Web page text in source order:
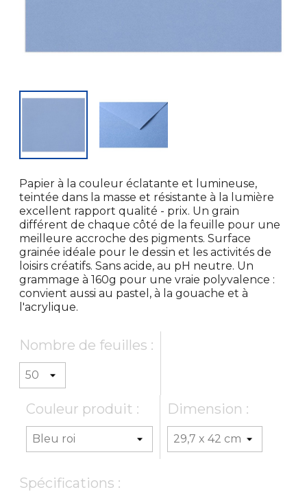
Papier à la couleur éclatante et lumineuse,
teintée dans la masse et résistante à la lumière
excellent rapport qualité - prix. Un grain
différent de chaque côté de la feuille pour une
meilleure accroche des pigments. Surface
grainée idéale pour le dessin et les activités de
loisirs créatifs. Sans acide, au pH neutre. Un
grammage à 160g pour une vraie polyvalence :
convient aussi au pastel, à la gouache et à
l'acrylique.
Nombre de feuilles :
Couleur produit : Dimension :
Spécifications :